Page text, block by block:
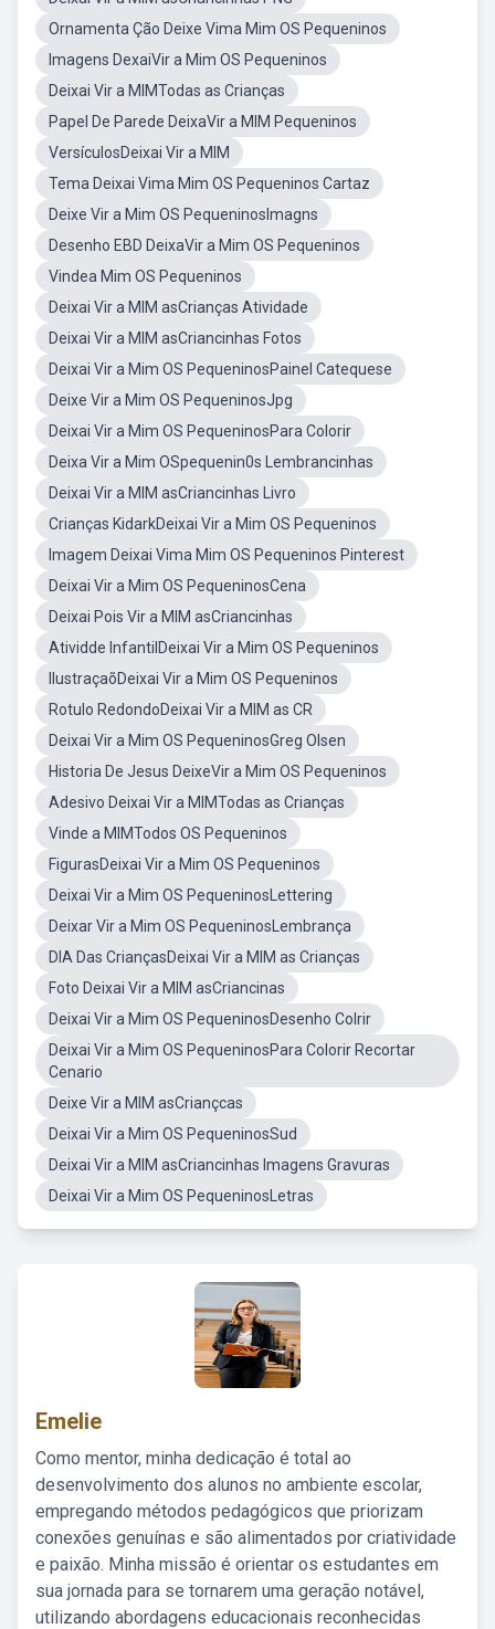
Ornamenta Ção Deixe Vima Mim OS Pequeninos
Imagens DexaiVir a Mim OS Pequeninos
Deixai Vir a MIMTodas as Crianças
Papel De Parede DeixaVir a MIM Pequeninos
VersículosDeixai Vir a MIM
Tema Deixai Vima Mim OS Pequeninos Cartaz
Deixe Vir a Mim OS PequeninosImagns
Desenho EBD DeixaVir a Mim OS Pequeninos
Vindea Mim OS Pequeninos
Deixai Vir a MIM asCrianças Atividade
Deixai Vir a MIM asCriancinhas Fotos
Deixai Vir a Mim OS PequeninosPainel Catequese
Deixe Vir a Mim OS PequeninosJpg
Deixai Vir a Mim OS PequeninosPara Colorir
Deixa Vir a Mim OSpequenin0s Lembrancinhas
Deixai Vir a MIM asCriancinhas Livro
Crianças KidarkDeixai Vir a Mim OS Pequeninos
Imagem Deixai Vima Mim OS Pequeninos Pinterest
Deixai Vir a Mim OS PequeninosCena
Deixai Pois Vir a MIM asCriancinhas
Atividde InfantilDeixai Vir a Mim OS Pequeninos
IlustraçaõDeixai Vir a Mim OS Pequeninos
Rotulo RedondoDeixai Vir a MIM as CR
Deixai Vir a Mim OS PequeninosGreg Olsen
Historia De Jesus DeixeVir a Mim OS Pequeninos
Adesivo Deixai Vir a MIMTodas as Crianças
Vinde a MIMTodos OS Pequeninos
FigurasDeixai Vir a Mim OS Pequeninos
Deixai Vir a Mim OS PequeninosLettering
Deixar Vir a Mim OS PequeninosLembrança
DIA Das CriançasDeixai Vir a MIM as Crianças
Foto Deixai Vir a MIM asCriancinas
Deixai Vir a Mim OS PequeninosDesenho Colrir
Deixai Vir a Mim OS PequeninosPara Colorir Recortar
Cenario
Deixe Vir a MIM asCriançcas
Deixai Vir a Mim OS PequeninosSud
Deixai Vir a MIM asCriancinhas Imagens Gravuras
Deixai Vir a Mim OS PequeninosLetras
Emelie
Como mentor, minha dedicação é total ao
desenvolvimento dos alunos no ambiente escolar,
empregando métodos pedagógicos que priorizam
conexões genuínas e são alimentados por criatividade
e paixão. Minha missão é orientar os estudantes em
sua jornada para se tornarem uma geração notável,
utilizando abordagens educacionais reconhecidas